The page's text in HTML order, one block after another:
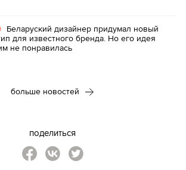
Беларуский дизайнер придумал новый
для известного бренда. Но его идея
не понравилась
больше новостей
поделиться